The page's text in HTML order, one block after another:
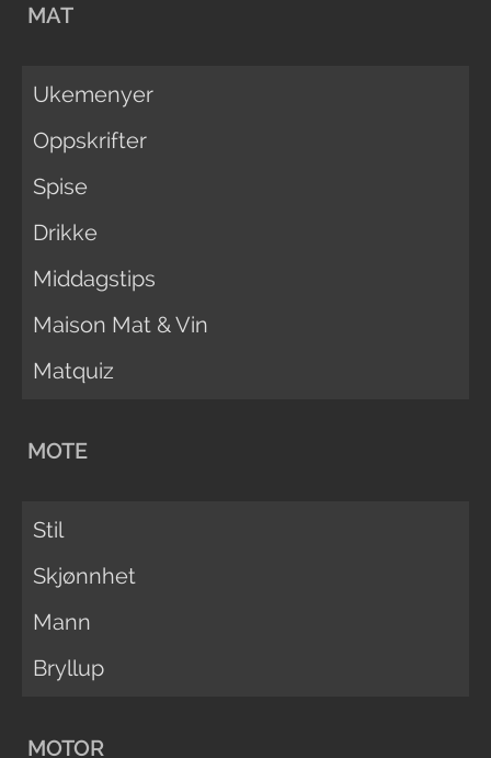
MAT
Ukemenyer
Oppskrifter
Spise
Drikke
Middagstips
Maison Mat & Vin
Matquiz
MOTE
Stil
Skjønnhet
Mann
Bryllup
MOTOR